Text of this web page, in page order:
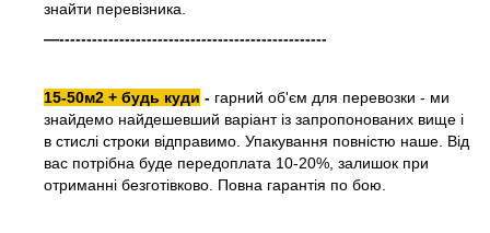
знайти перевізника.
—-------------------------------------------------
15-50м2 + будь куди - гарний об'єм для перевозки - ми
знайдемо найдешевший варіант із запропонованих вище і
в стислі строки відправимо. Упакування повністю наше. Від
вас потрібна буде передоплата 10-20%, залишок при
отриманні безготівково. Повна гарантія по бою.